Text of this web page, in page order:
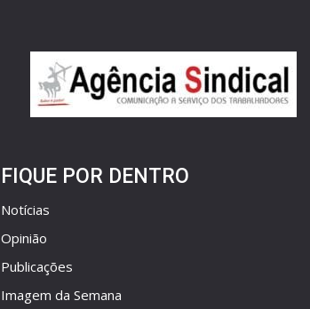
FIQUE POR DENTRO
Notícias
Opinião
Publicações
Imagem da Semana